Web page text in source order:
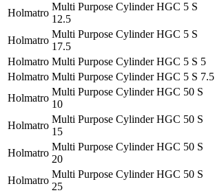
Holmatro
Multi Purpose Cylinder HGC 5 S
12.5
Holmatro
Multi Purpose Cylinder HGC 5 S
17.5
Holmatro Multi Purpose Cylinder HGC 5 S 5
Holmatro Multi Purpose Cylinder HGC 5 S 7.5
Holmatro
Multi Purpose Cylinder HGC 50 S
10
Holmatro
Multi Purpose Cylinder HGC 50 S
15
Holmatro
Multi Purpose Cylinder HGC 50 S
20
Holmatro
Multi Purpose Cylinder HGC 50 S
25